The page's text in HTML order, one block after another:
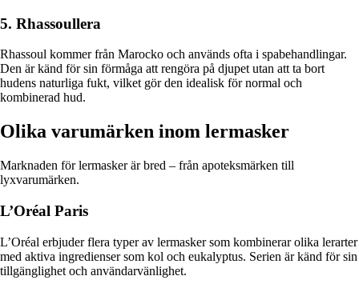
5. Rhassoullera
Rhassoul kommer från Marocko och används ofta i spabehandlingar.
Den är känd för sin förmåga att rengöra på djupet utan att ta bort
hudens naturliga fukt, vilket gör den idealisk för normal och
kombinerad hud.
Olika varumärken inom lermasker
Marknaden för lermasker är bred – från apoteksmärken till
lyxvarumärken.
L’Oréal Paris
L’Oréal erbjuder flera typer av lermasker som kombinerar olika lerarter
med aktiva ingredienser som kol och eukalyptus. Serien är känd för sin
tillgänglighet och användarvänlighet.